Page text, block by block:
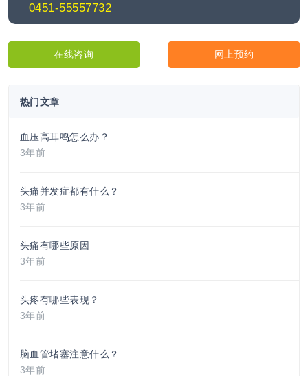
0451-55557732
在线咨询 网上预约
热门文章
血压高耳鸣怎么办？
3年前
头痛并发症都有什么？
3年前
头痛有哪些原因
3年前
头疼有哪些表现？
3年前
脑血管堵塞注意什么？
3年前